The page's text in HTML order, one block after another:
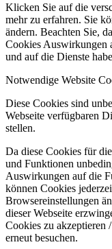
Klicken Sie auf die
mehr zu erfahren. Sie
ändern. Beachten Sie,
Cookies Auswirkungen
und auf die Dienste
Notwendige Website
Diese Cookies sind
Webseite verfügbaren
stellen.
Da diese Cookies für
und Funktionen
Auswirkungen auf die
können Cookies
Browsereinstellungen
dieser Webseite
Cookies zu akzeptieren
erneut besuchen.